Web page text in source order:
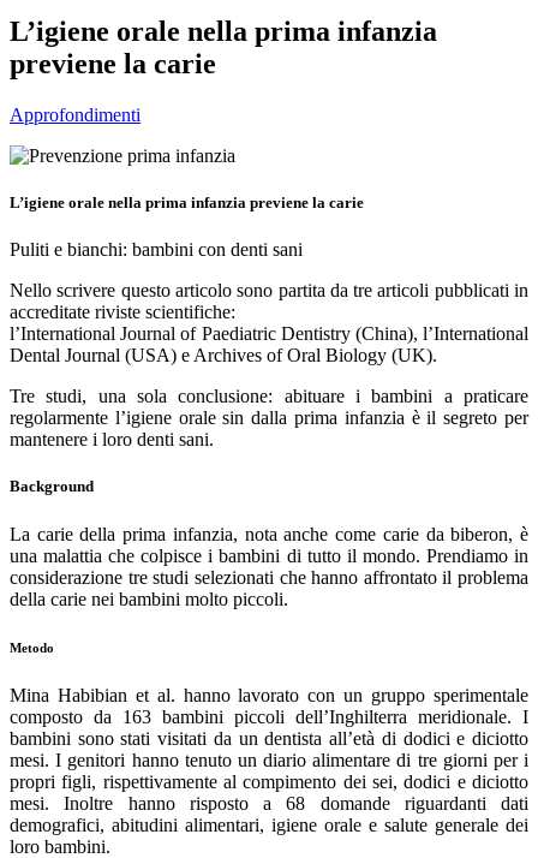
L’igiene orale nella prima infanzia
previene la carie
Approfondimenti
L’igiene orale nella prima infanzia previene la carie
Puliti e bianchi: bambini con denti sani
Nello scrivere questo articolo sono partita da tre articoli pubblicati in
accreditate riviste scientifiche:
l’International Journal of Paediatric Dentistry (China), l’International
Dental Journal (USA) e Archives of Oral Biology (UK).
Tre studi, una sola conclusione: abituare i bambini a praticare
regolarmente l’igiene orale sin dalla prima infanzia è il segreto per
mantenere i loro denti sani.
Background
La carie della prima infanzia, nota anche come carie da biberon, è
una malattia che colpisce i bambini di tutto il mondo. Prendiamo in
considerazione tre studi selezionati che hanno affrontato il problema
della carie nei bambini molto piccoli.
Metodo
Mina Habibian et al. hanno lavorato con un gruppo sperimentale
composto da 163 bambini piccoli dell’Inghilterra meridionale. I
bambini sono stati visitati da un dentista all’età di dodici e diciotto
mesi. I genitori hanno tenuto un diario alimentare di tre giorni per i
propri figli, rispettivamente al compimento dei sei, dodici e diciotto
mesi. Inoltre hanno risposto a 68 domande riguardanti dati
demografici, abitudini alimentari, igiene orale e salute generale dei
loro bambini.